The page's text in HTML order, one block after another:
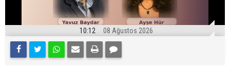
10:12 08 Ağustos 2026